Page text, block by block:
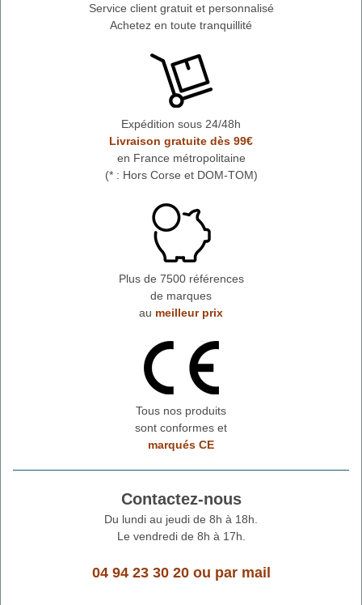
Service client gratuit et personnalisé
Achetez en toute tranquillité
Expédition sous 24/48h
Livraison gratuite dès 99€
en France métropolitaine
(* : Hors Corse et DOM-TOM)
Plus de 7500 références
de marques
au meilleur prix
Tous nos produits
sont conformes et
marqués CE
Contactez-nous
Du lundi au jeudi de 8h à 18h.
Le vendredi de 8h à 17h.
04 94 23 30 20ou par mail